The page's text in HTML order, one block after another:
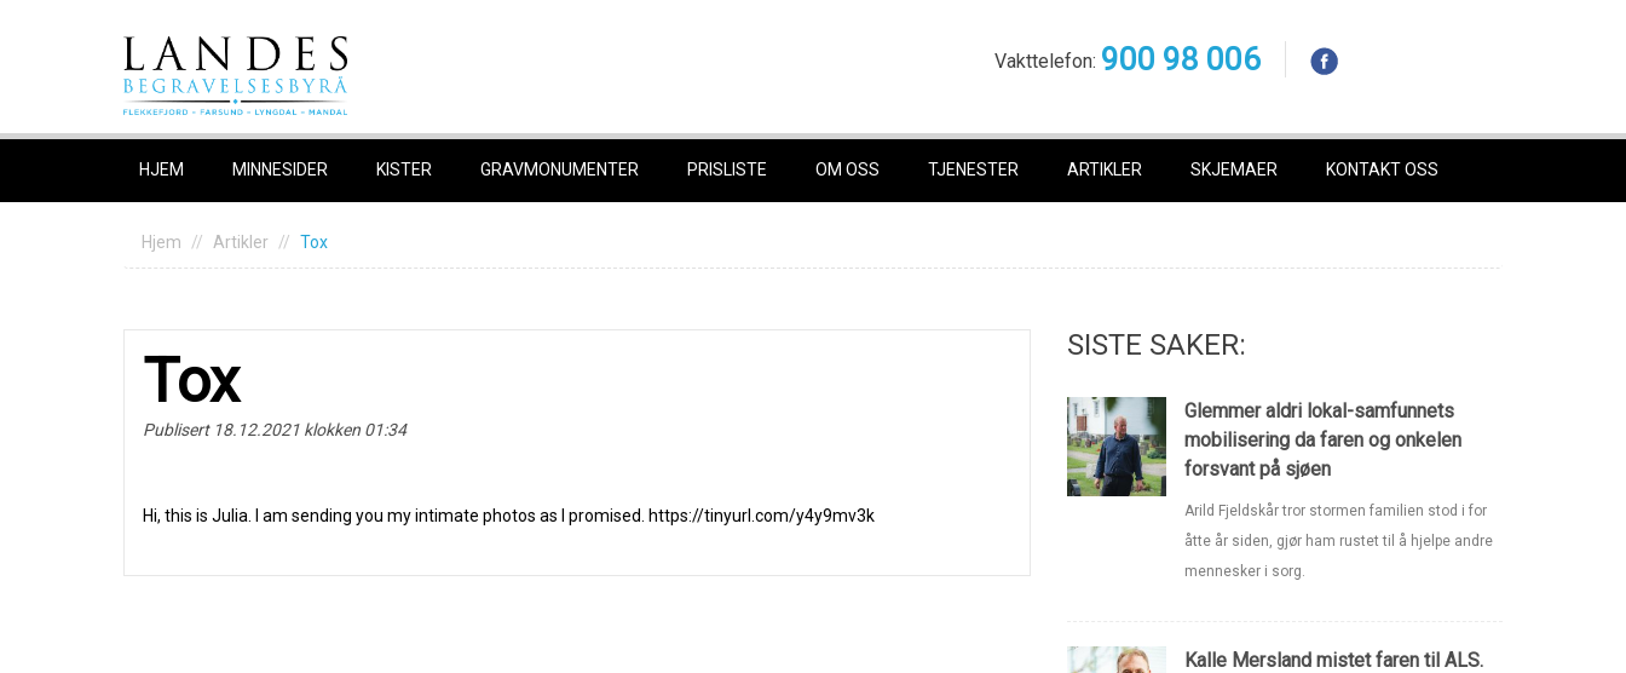
Vakttelefon: 900 98 006
HJEM MINNESIDER KISTER GRAVMONUMENTER PRISLISTE OM OSS TJENESTER ARTIKLER SKJEMAER KONTAKT OSS
Hjem Artikler Tox
Tox
Publisert 18.12.2021 klokken 01:34
Hi, this is Julia. I am sending you my intimate photos as I promised. https://tinyurl.com/y4y9mv3k
SISTE SAKER:
Glemmer aldri lokal-samfunnets
mobilisering da faren og onkelen
forsvant på sjøen
Arild Fjeldskår tror stormen familien stod i for
åtte år siden, gjør ham rustet til å hjelpe andre
mennesker i sorg.
Kalle Mersland mistet faren til ALS.